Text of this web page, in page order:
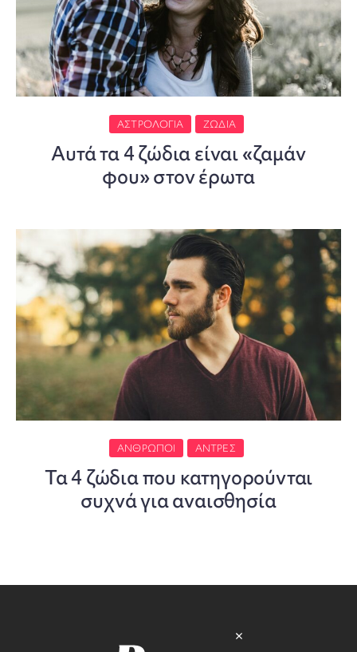
ΑΣΤΡΟΛΟΓΊΑ ΖΏΔΙΑ
Αυτά τα 4 ζώδια είναι «ζαμάν
φου» στον έρωτα
ΆΝΘΡΩΠΟΙ ΆΝΤΡΕΣ
Τα 4 ζώδια που κατηγορούνται
συχνά για αναισθησία